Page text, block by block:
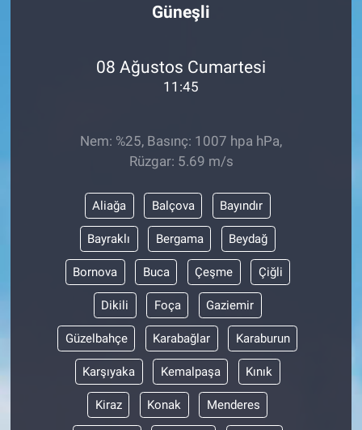
Güneşli
08 Ağustos Cumartesi
11:45
Nem: %25, Basınç: 1007 hpa hPa,
Rüzgar: 5.69 m/s
Aliağa Balçova Bayındır
Bayraklı Bergama Beydağ
Bornova Buca Çeşme Çiğli
Dikili Foça Gaziemir
Güzelbahçe Karabağlar Karaburun
Karşıyaka Kemalpaşa Kınık
Kiraz Konak Menderes